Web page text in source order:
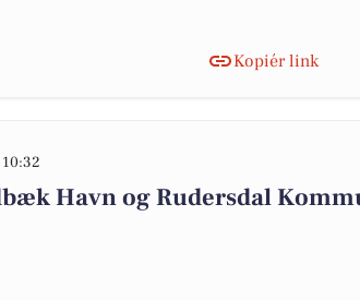
Kopiér link
Havn og Rudersdal